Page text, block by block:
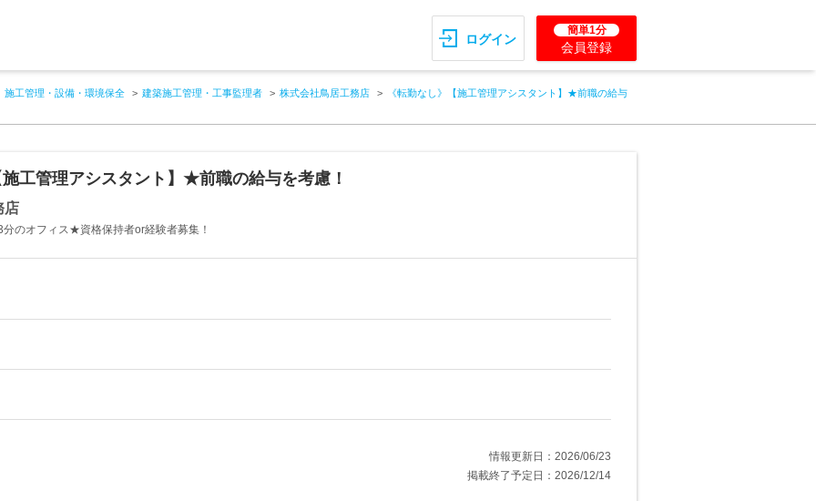
ログイン
簡単1分
会員登録
施工管理・設備・環境保全 建築施工管理・工事監理者 株式会社鳥居工務店 《転勤なし》【施工管理アシスタント】★前職の給与
工管理アシスタント】★前職の給与を考慮！
店
のオフィス★資格保持者or経験者募集！
情報更新日：2026/06/23
掲載終了予定日：2026/12/14